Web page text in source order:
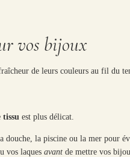
vos bijoux
de leurs couleurs au fil du
tissu est plus délicat.
la piscine ou la mer pour
vos laquesavant de mettre vos